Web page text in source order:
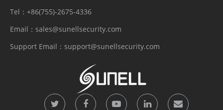
Tel： +86(755)-2675-4336
Email： sales@sunellsecurity.com
Support Email： support@sunellsecurity.com